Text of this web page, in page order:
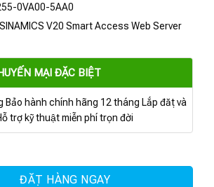
VNĐ.
tại
là:
1.294.000 VNĐ.
0VA00-5AA0
V20 Smart Access Web Server
MẠI ĐẶC BIỆT
Bảo hành chính hãng 12 tháng Lắp đặt và
trợ kỹ thuật miễn phí trọn đời
ĐẶT HÀNG NGAY